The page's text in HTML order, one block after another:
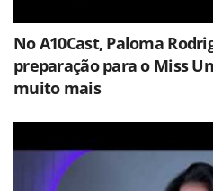
No A10Cast, Paloma
preparação para o Miss
muito mais